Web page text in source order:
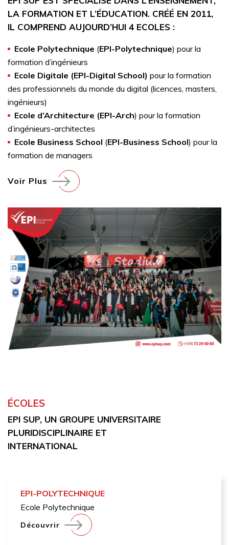
LA FORMATION ET L’ÉDUCATION. CRÉÉ EN 2011,
IL COMPREND AUJOURD’HUI 4 ECOLES :
Ecole Polytechnique (EPI-Polytechnique) pour la
formation d’ingénieurs
Ecole Digitale (EPI-Digital School) pour la formation
des professionnels du monde du digital (licences, masters,
ingénieurs)
Ecole d’Architecture (EPI-Arch) pour la formation
d’ingénieurs-architectes
Ecole Business School (EPI-Business School) pour la
formation de managers
Voir Plus
ÉCOLES
EPI SUP, UN GROUPE UNIVERSITAIRE
PLURIDISCIPLINAIRE ET
INTERNATIONAL
EPI-POLYTECHNIQUE
Ecole Polytechnique
Découvrir